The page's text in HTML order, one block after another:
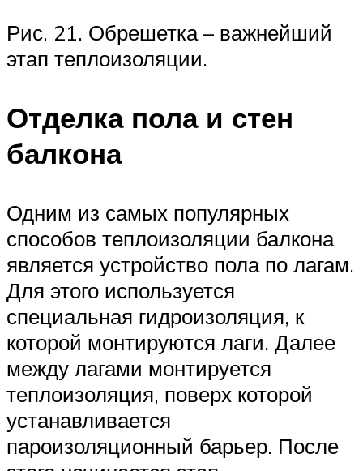
Рис. 21. Обрешетка – важнейший
этап теплоизоляции.
Отделка пола и стен
балкона
Одним из самых популярных
способов теплоизоляции балкона
является устройство пола по лагам.
Для этого используется
специальная гидроизоляция, к
которой монтируются лаги. Далее
между лагами монтируется
теплоизоляция, поверх которой
устанавливается
пароизоляционный барьер. После